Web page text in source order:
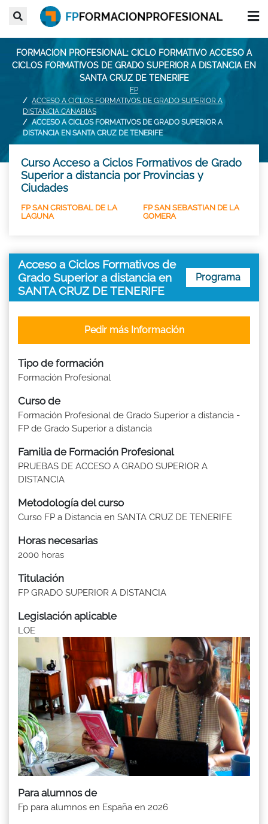
FORMACION PROFESIONAL: CICLO FORMATIVO ACCESO A
CICLOS FORMATIVOS DE GRADO SUPERIOR A DISTANCIA EN
SANTA CRUZ DE TENERIFE
FP
ACCESO A CICLOS FORMATIVOS DE GRADO SUPERIOR A
DISTANCIA CANARIAS
ACCESO A CICLOS FORMATIVOS DE GRADO SUPERIOR A
DISTANCIA EN SANTA CRUZ DE TENERIFE
Curso Acceso a Ciclos Formativos de Grado
Superior a distancia por Provincias y
Ciudades
FP SAN CRISTOBAL DE LA
LAGUNA
FP SAN SEBASTIAN DE LA
GOMERA
Acceso a Ciclos Formativos de
Grado Superior a distancia en
SANTA CRUZ DE TENERIFE
Programa
Tipo de formación
Formación Profesional
Curso de
Formación Profesional de Grado Superior a distancia -
FP de Grado Superior a distancia
Familia de Formación Profesional
PRUEBAS DE ACCESO A GRADO SUPERIOR A
DISTANCIA
Metodología del curso
Curso FP a Distancia en SANTA CRUZ DE TENERIFE
Horas necesarias
2000 horas
Titulación
FP GRADO SUPERIOR A DISTANCIA
Legislación aplicable
LOE
Para alumnos de
Fp para alumnos en España en 2026
Pedir más Información